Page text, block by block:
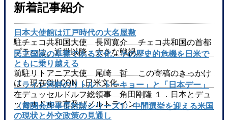
新着記事紹介
日本大使館は江戸時代の大名屋敷
駐チェコ共和国大使 長岡寛介 チェコ共和国の首都
プラハは、近世以降、大きな戦禍…
民主国家の基盤である文化、その歴史的危機を日米で
ともに乗り越える
前駐リトアニア大使 尾崎 哲 この寄稿のきっかけ
は、現在CULCON（日米文化…
「ライン河畔のリトル・トーキョー」と「日本デー」
在デュッセルドルフ総領事 角田剛隆 １．日本とデュ
ッセルドルフ市及びノルトライン…
〈霞関会理事長対談シリーズ1〉中間選挙を迎える米国
の現状と外交政策の見通し